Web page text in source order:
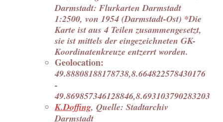
Darmstadt: Flurkarten Darmstadt
1:2500, von 1954 (Darmstadt-Ost) *Die
Karte ist aus 4 Teilen zusammengesetzt,
sie ist mittels der eingezeichneten GK-
Koordinatenkreuze entzerrt worden.
Geolocation:
49.88808188178738,8.664822578430176
-
49.869857346128846,8.693103790283203
K.Doffing, Quelle: Stadtarchiv
Darmstadt